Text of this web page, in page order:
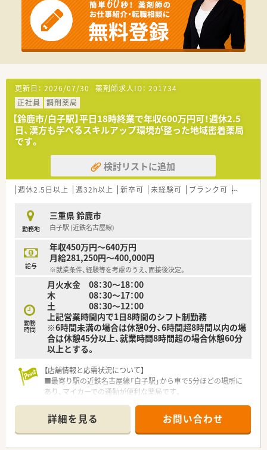
【勤務実態について】
■1週間単位で業務支援部が全社のシフトを一括作成しており、
有給休暇の取得や急な欠勤にも柔軟に対応できる安心の体制で
す。
■特定の店舗に固定されない変動シフト制を導入しているため、
人間関係の偏りを防ぎストレスの少ない勤務環境が常に保たれ
■最新の薬歴システムや調剤鑑査システムを導入しており、日々
の業務負担を大幅に軽減してスピーディで安全な対応を実現し
ます。
【想定されるキャリアイメージ】
■管理薬剤師として店舗運営のノウハウを身につけた後は、複数
です。
■意欲次第で新卒採用や店舗開発など、薬剤師の枠を超えた多彩
な業務に挑戦できるプラスアルファの魅力的な環境がありま
す。
代で子会社の役員に抜擢されるなど早期のキャリアアップも可
能です。
更新日： 2026/07/30 薬剤師求人ID： 201734
正社員
調剤薬局
【鈴鹿市/白子駅】平日18時終業で年収600万円可！週休2.5
日、漢方も学べるスキルアップ環境が整った地域密着薬局
です。
検討リストに追加
週休2.5日以上 週32h以上 新卒可 未経験可 ブランク可 転勤なし
勤務地
三重県 鈴鹿市
白子駅 (近鉄名古屋線)
給与
年収450万円～640万円
月給281,250円～400,000円
※就業条件、経験等を考慮のうえ、面接後決定。
勤務
時間
月火水金 08：30～18：00
木 08：30～17：00
土 08：30～12：00
上記営業時間内で1日8時間のシフト制勤務
※6時間未満の場合は休憩0分、6時間超8時間以内の場
合は休憩45分以上、就業時間8時間超の場合休憩60分
以上とする。
【店舗情報と応需状況について】
■最寄り駅の近鉄名古屋線「白子駅」から車で5分ほどの場所に
あり、マイカーでの通勤が便利な薬局です。
平均で50枚から60枚を応需しています。
■薬剤師は常時3名体制を確保しており、一人ひとりが落ち着い
て業務に取り組める環境が整っています。
詳細を見る お問い合わせ